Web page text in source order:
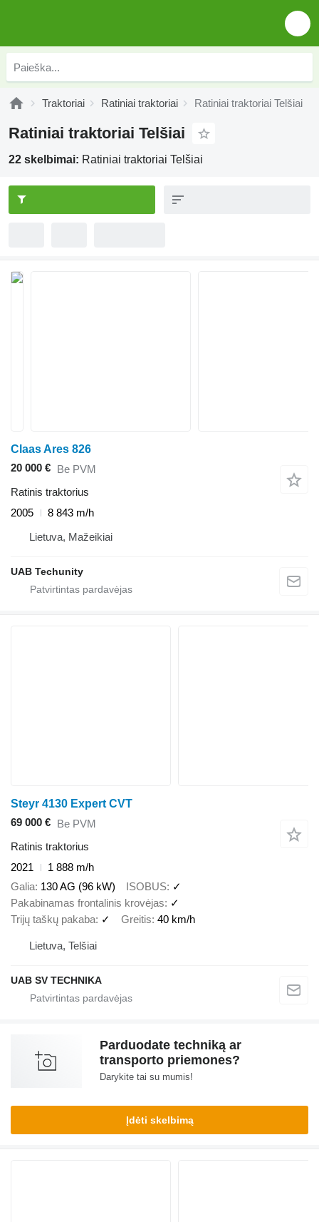
Traktoriai Ratiniai traktoriai Ratiniai traktoriai Telšiai
Ratiniai traktoriai Telšiai
22 skelbimai: Ratiniai traktoriai Telšiai
Claas Ares 826
20 000 € Be PVM
Ratinis traktorius
2005
8 843 m/h
Lietuva, Mažeikiai
UAB Techunity
Steyr 4130 Expert CVT
69 000 € Be PVM
Ratinis traktorius
2021
1 888 m/h
Galia 130 AG (96 kW) ISOBUS ✓
Pakabinamas frontalinis krovėjas
✓
Trijų taškų pakaba ✓ Greitis 40 km/h
Lietuva, Telšiai
UAB SV TECHNIKA
Parduodate techniką ar
transporto priemones?
Darykite tai su mumis!
Įdėti skelbimą